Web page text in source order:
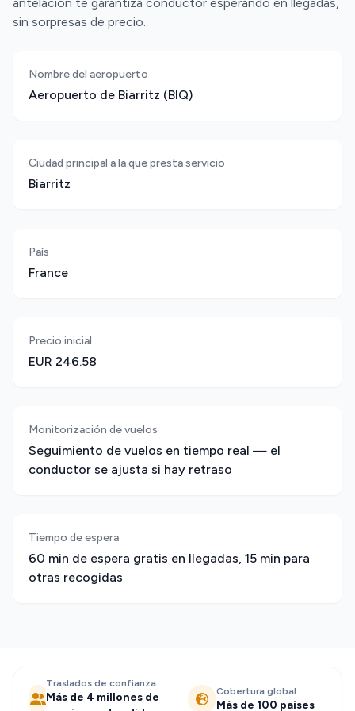
sin sorpresas de precio.
Nombre del aeropuerto
Aeropuerto de Biarritz (BIQ)
Ciudad principal a la que presta servicio
Biarritz
País
France
Precio inicial
EUR 246.58
Monitorización de vuelos
Seguimiento de vuelos en tiempo real — el
conductor se ajusta si hay retraso
Tiempo de espera
60 min de espera gratis en llegadas, 15 min para
otras recogidas
Traslados de confianza
Más de 4 millones de
Cobertura global
Más de 100 países